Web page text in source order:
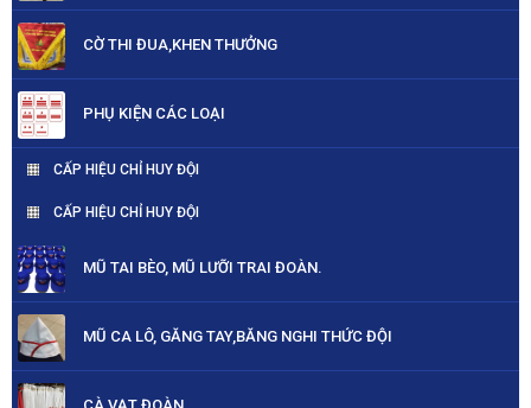
CỜ THI ĐUA,KHEN THƯỞNG
PHỤ KIỆN CÁC LOẠI
CẤP HIỆU CHỈ HUY ĐỘI
CẤP HIỆU CHỈ HUY ĐỘI
MŨ TAI BÈO, MŨ LƯỠI TRAI ĐOÀN.
MŨ CA LÔ, GĂNG TAY,BĂNG NGHI THỨC ĐỘI